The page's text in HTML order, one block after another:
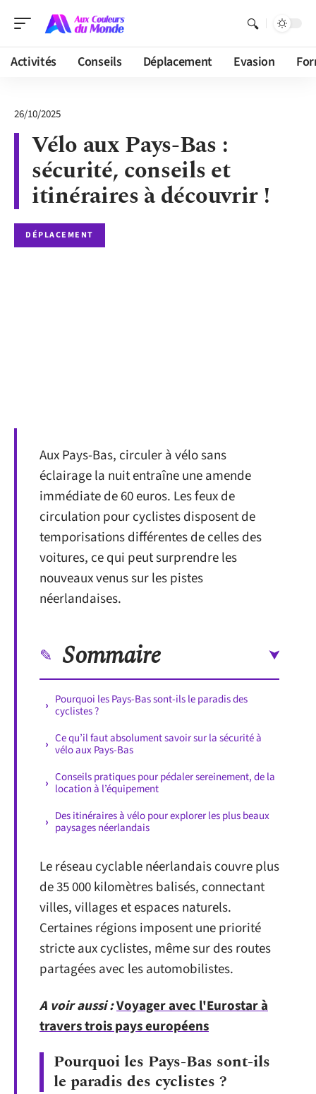
Activités Conseils Déplacement Evasion
26/10/2025
Vélo aux Pays-Bas :
sécurité, conseils et
itinéraires à découvrir !
DÉPLACEMENT
Aux Pays-Bas, circuler à vélo sans
éclairage la nuit entraîne une amende
immédiate de 60 euros. Les feux de
circulation pour cyclistes disposent de
temporisations différentes de celles des
voitures, ce qui peut surprendre les
nouveaux venus sur les pistes
néerlandaises.
Sommaire
Pourquoi les Pays-Bas sont-ils le paradis des
cyclistes ?
Ce qu’il faut absolument savoir sur la sécurité à
vélo aux Pays-Bas
Conseils pratiques pour pédaler sereinement, de la
location à l’équipement
Des itinéraires à vélo pour explorer les plus beaux
paysages néerlandais
Le réseau cyclable néerlandais couvre plus
de 35 000 kilomètres balisés, connectant
villes, villages et espaces naturels.
Certaines régions imposent une priorité
stricte aux cyclistes, même sur des routes
partagées avec les automobilistes.
A voir aussi :Voyager avec l'Eurostar à
travers trois pays européens
Pourquoi les Pays-Bas sont-ils
le paradis des cyclistes ?